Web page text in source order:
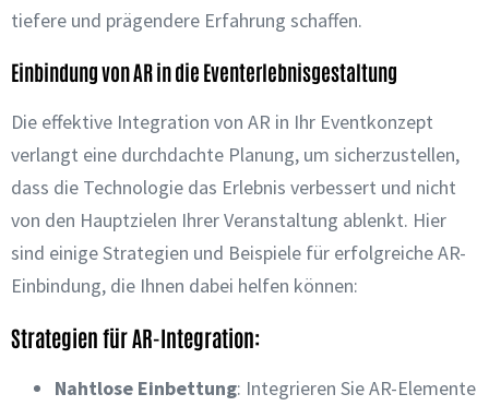
tiefere und prägendere Erfahrung schaffen.
Einbindung von AR in die Eventerlebnisgestaltung
Die effektive Integration von AR in Ihr Eventkonzept
verlangt eine durchdachte Planung, um sicherzustellen,
dass die Technologie das Erlebnis verbessert und nicht
von den Hauptzielen Ihrer Veranstaltung ablenkt. Hier
sind einige Strategien und Beispiele für erfolgreiche AR-
Einbindung, die Ihnen dabei helfen können:
Strategien für AR-Integration:
Nahtlose Einbettung: Integrieren Sie AR-Elemente